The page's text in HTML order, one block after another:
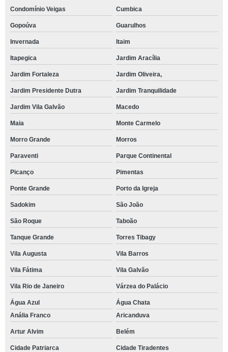
Condomínio Veigas Cumbica
Gopoúva Guarulhos
Invernada Itaim
Itapegica Jardim Aracília
Jardim Fortaleza Jardim Oliveira,
Jardim Presidente Dutra Jardim Tranquilidade
Jardim Vila Galvão Macedo
Maia Monte Carmelo
Morro Grande Morros
Paraventi Parque Continental
Picanço Pimentas
Ponte Grande Porto da Igreja
Sadokim São João
São Roque Taboão
Tanque Grande Torres Tibagy
Vila Augusta Vila Barros
Vila Fátima Vila Galvão
Vila Rio de Janeiro Várzea do Palácio
Água Azul
Água Chata
Anália Franco
Aricanduva
Artur Alvim Belém
Cidade Patriarca Cidade Tiradentes